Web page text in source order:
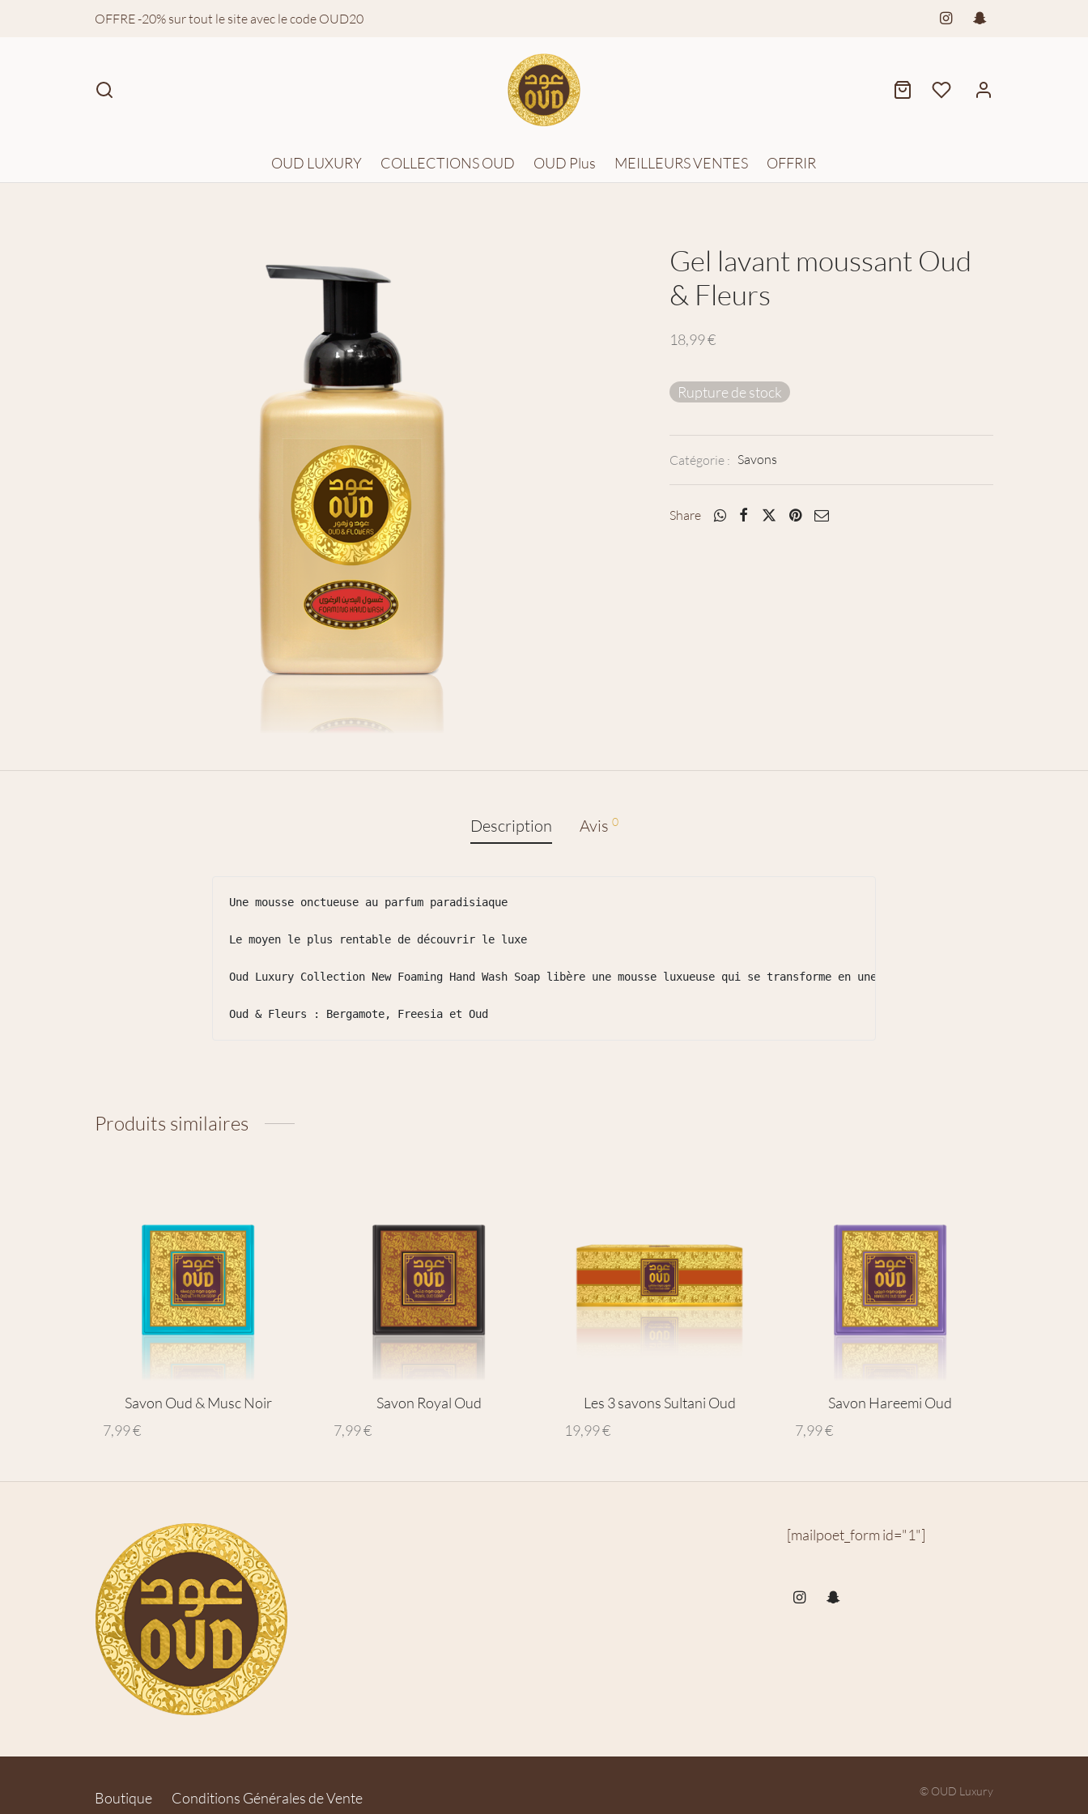
OFFRE -20% sur tout le site avec le code OUD20
OUD LUXURY COLLECTIONS OUD OUD Plus MEILLEURS VENTES OFFRIR
Gel lavant moussant Oud
& Fleurs
18,99€
Rupture de stock
Catégorie : Savons
Share
Description Avis 0
Une mousse onctueuse au parfum paradisiaque
Le moyen le plus rentable de découvrir le luxe
Oud Luxury Collection New Foaming Hand Wash Soap libère une mousse luxueuse qui se transforme en une mousse riche qui
Oud & Fleurs : Bergamote, Freesia et Oud
Produits similaires
Savon Oud & Musc Noir
7,99€
Savon Royal Oud
7,99€
Les 3 savons Sultani Oud
19,99€
Savon Hareemi Oud
7,99€
[mailpoet_form id="1"]
Boutique Conditions Générales de Vente © OUD Luxury